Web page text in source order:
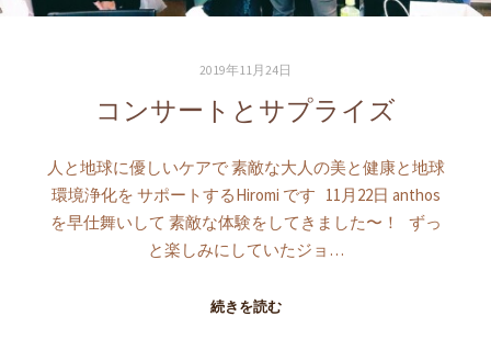
2019年11月24日
コンサートとサプライズ
人と地球に優しいケアで 素敵な大人の美と健康と地球
環境浄化を サポートするHiromi です 11月22日 anthos
を早仕舞いして 素敵な体験をしてきました〜！ ずっ
と楽しみにしていたジョ…
続きを読む